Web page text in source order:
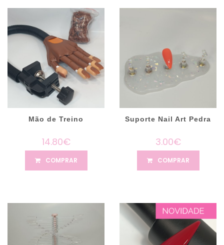
Mão de Treino
14.80€
COMPRAR
Suporte Nail Art Pedra
3.00€
COMPRAR